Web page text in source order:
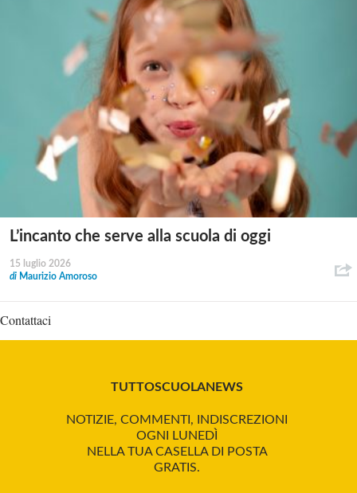
L’incanto che serve alla scuola di oggi
15 luglio 2026
di Maurizio Amoroso
Contattaci
TUTTOSCUOLANEWS
NOTIZIE, COMMENTI, INDISCREZIONI
OGNI LUNEDÌ
NELLA TUA CASELLA DI POSTA
GRATIS.